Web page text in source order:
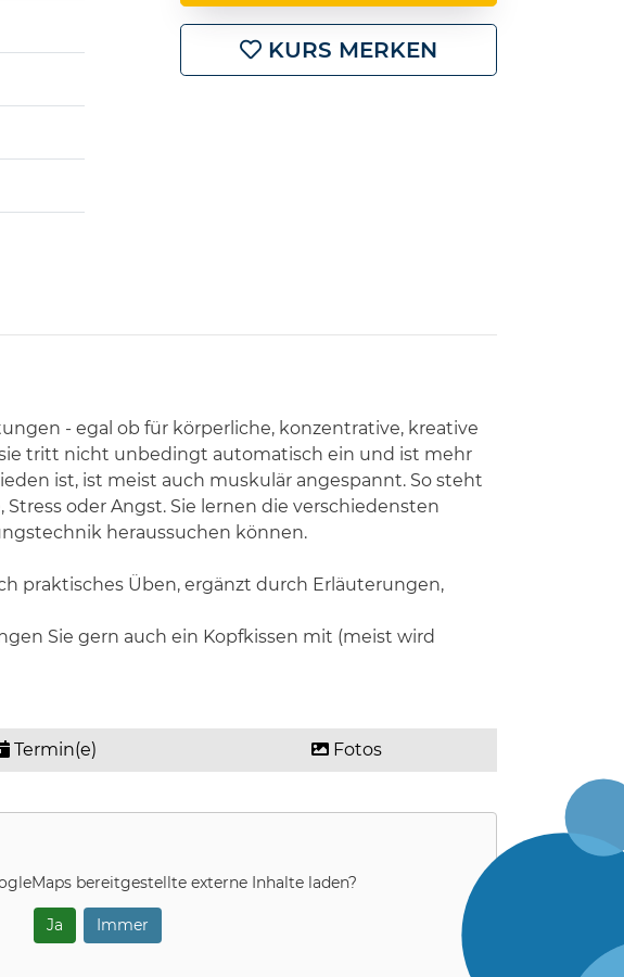
KURS MERKEN
- egal ob für körperliche, konzentrative, kreative
tritt nicht unbedingt automatisch ein und ist mehr
ist, ist meist auch muskulär angespannt. So steht
oder Angst. Sie lernen die verschiedensten
heraussuchen können.
praktisches Üben, ergänzt durch Erläuterungen,
Sie gern auch ein Kopfkissen mit (meist wird
Termin(e) Fotos
bereitgestellte externe Inhalte laden?
Ja Immer